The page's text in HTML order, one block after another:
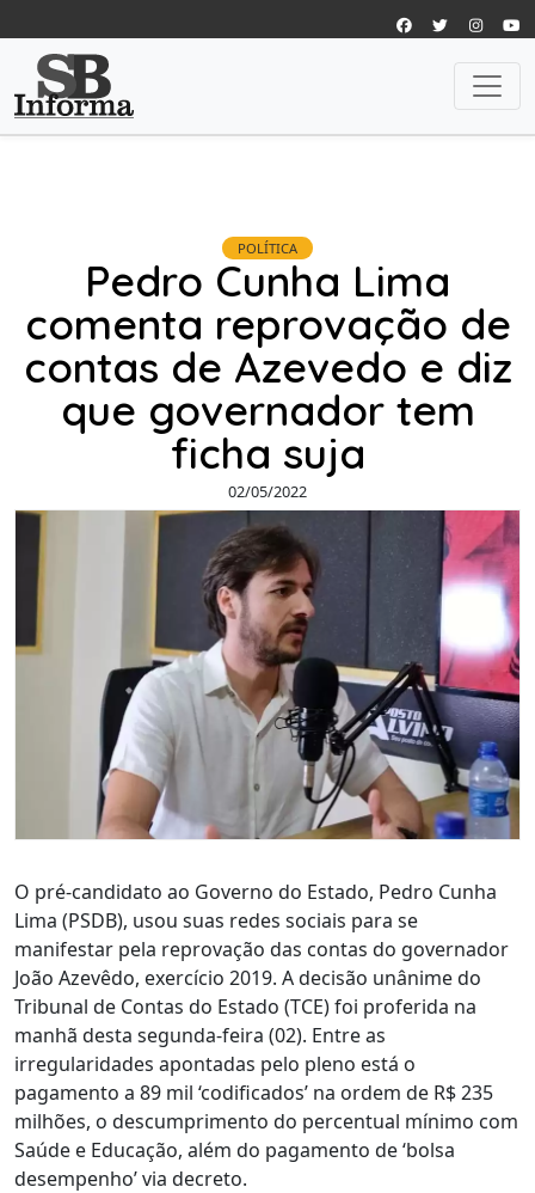
POLÍTICA
Pedro Cunha Lima
comenta reprovação de
contas de Azevedo e diz
que governador tem
ficha suja
02/05/2022
O pré-candidato ao Governo do Estado, Pedro Cunha
Lima (PSDB), usou suas redes sociais para se
manifestar pela reprovação das contas do governador
João Azevêdo, exercício 2019. A decisão unânime do
Tribunal de Contas do Estado (TCE) foi proferida na
manhã desta segunda-feira (02). Entre as
irregularidades apontadas pelo pleno está o
pagamento a 89 mil ‘codificados’ na ordem de R$ 235
milhões, o descumprimento do percentual mínimo com
Saúde e Educação, além do pagamento de ‘bolsa
desempenho’ via decreto.